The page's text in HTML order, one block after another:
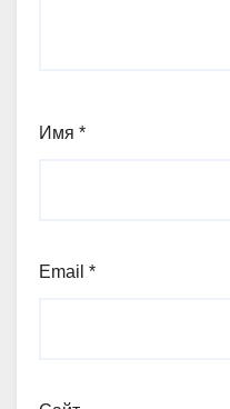
Имя *
Email *